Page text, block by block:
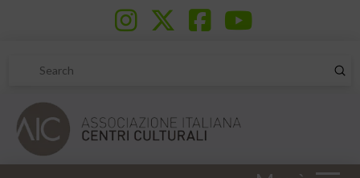
Search